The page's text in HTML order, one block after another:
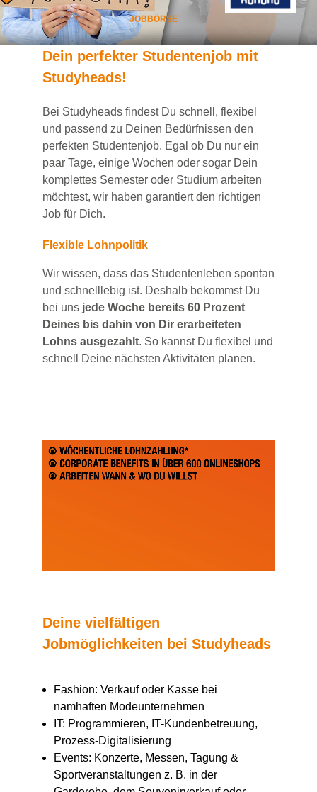
JOBBÖRSE
Dein perfekter Studentenjob mit
Studyheads!
Bei Studyheads findest Du schnell, flexibel
und passend zu Deinen Bedürfnissen den
perfekten Studentenjob. Egal ob Du nur ein
paar Tage, einige Wochen oder sogar Dein
komplettes Semester oder Studium arbeiten
möchtest, wir haben garantiertden richtigen
Job für Dich.
Flexible Lohnpolitik
Wir wissen, dass das Studentenleben spontan
und schnelllebig ist. Deshalb bekommst Du
bei uns jede Woche bereits 60 Prozent
Deines bis dahin von Dir erarbeiteten
Lohns ausgezahlt. So kannst Du flexibel und
schnell Deine nächsten Aktivitäten planen.
Deine vielfältigen
Jobmöglichkeiten bei Studyheads
Fashion: Verkauf oder Kasse bei
namhaften Modeunternehmen
IT: Programmieren, IT-Kundenbetreuung,
Prozess-Digitalisierung
Events: Konzerte, Messen, Tagung &
Sportveranstaltungen z. B. in der